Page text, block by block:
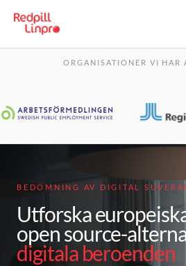
ORGANISATIONER VI HAR
BEDÖMNING AV DIGITAL
Utforska
open source-
digitala beroenden